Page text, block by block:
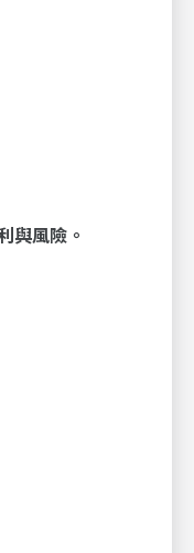
與風險。